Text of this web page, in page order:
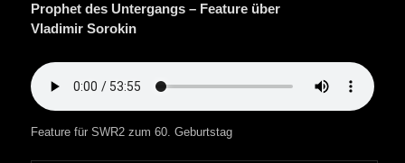
Prophet des Untergangs – Feature über
Vladimir Sorokin
Feature für SWR2 zum 60. Geburtstag